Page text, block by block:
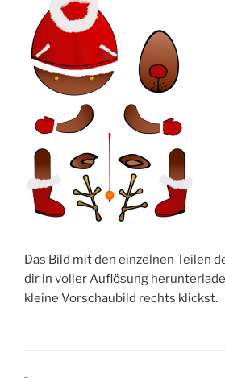
Das Bild mit den einzelnen Teilen
dir in voller Auflösung
kleine Vorschaubild rechts klickst.